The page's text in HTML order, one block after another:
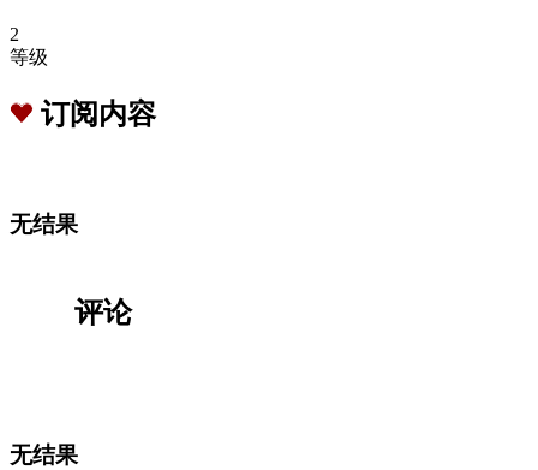
2
等级
订阅内容
无结果
评论
无结果